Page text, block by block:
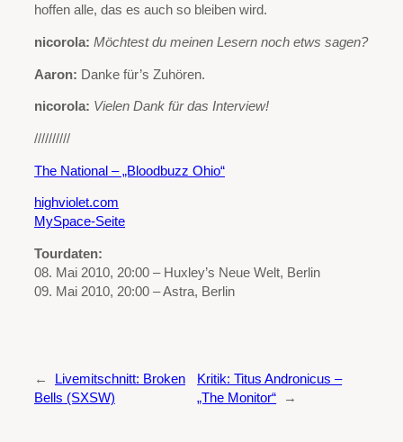
hoffen alle, das es auch so bleiben wird.
nicorola: Möchtest du meinen Lesern noch etws sagen?
Aaron: Danke für’s Zuhören.
nicorola: Vielen Dank für das Interview!
//////////
The National – „Bloodbuzz Ohio“
highviolet.com
MySpace-Seite
Tourdaten:
08. Mai 2010, 20:00 – Huxley’s Neue Welt, Berlin
09. Mai 2010, 20:00 – Astra, Berlin
←
Livemitschnitt: Broken
Bells (SXSW)
Kritik: Titus Andronicus –
„The Monitor“
→